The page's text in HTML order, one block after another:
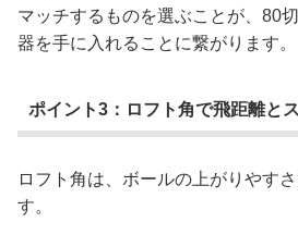
マッチするものを選ぶことが、80
器を手に入れることに繋がります。
ポイント3：ロフト角で飛距離と
ロフト角は、ボールの上がりやす
す。